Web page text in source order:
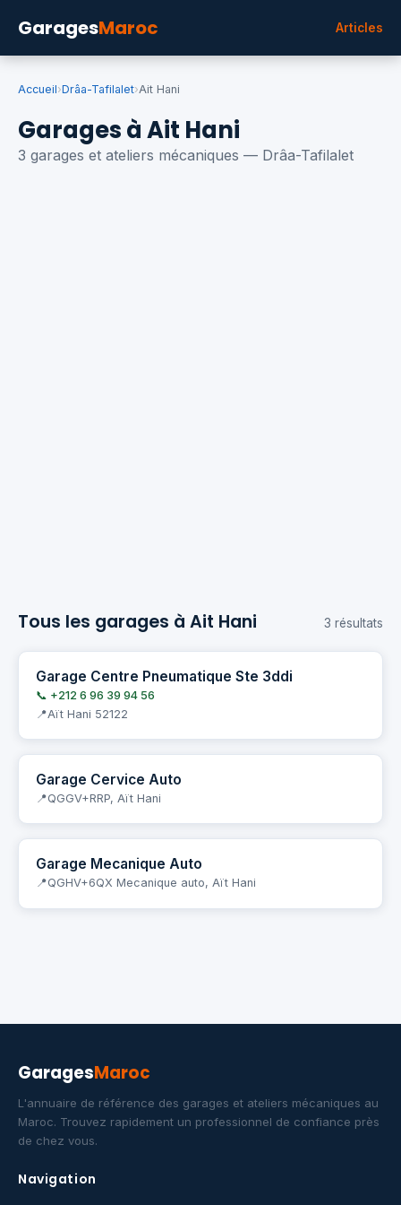
GaragesMaroc Articles
Accueil›Drâa-Tafilalet›Ait Hani
Garages à Ait Hani
3 garages et ateliers mécaniques — Drâa-Tafilalet
Tous les garages à Ait Hani 3 résultats
Garage Centre Pneumatique Ste 3ddi
📞 +212 6 96 39 94 56
Aït Hani 52122
Garage Cervice Auto
QGGV+RRP, Aït Hani
Garage Mecanique Auto
QGHV+6QX Mecanique auto, Aït Hani
GaragesMaroc
L'annuaire de référence des garages et ateliers mécaniques au
Maroc. Trouvez rapidement un professionnel de confiance près
de chez vous.
Navigation